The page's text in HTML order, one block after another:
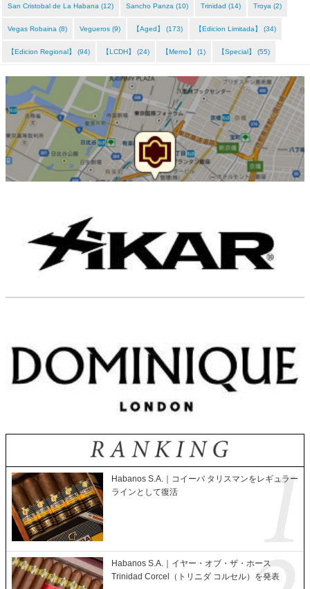
San Cristobal de La Habana (12) Sancho Panza (10) Trinidad (14) Troya (2)
Vegas Robaina (8) Vegueros (9) 【Aged】 (173) 【Edicion Limitada】 (34)
【Edicion Regional】 (94) 【LCDH】 (24) 【Memo】 (1) 【Special】 (55)
Habanos S.A.｜コイーバ タリスマンをレギュラー
ラインとして復活
Habanos S.A.｜イヤー・オブ・ザ・ホース
Trinidad Corcel（トリニダ コルセル）を発表